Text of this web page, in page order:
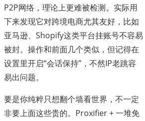
P2P网络，理论上更难被检测。实际用
下来发现它对跨境电商尤其友好，比如
亚马逊、Shopify这类平台挂账号不容易
被封。操作和前面几个类似，但记得在
设置里开启“会话保持”，不然IP老跳容
易出问题。
要是你纯粹只想翻个墙看世界，不一定
非要上面这些贵的。Proxifier + 一堆免